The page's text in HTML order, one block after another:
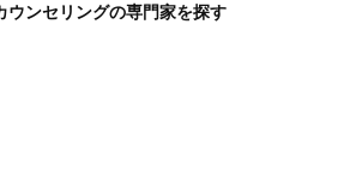
ウンセリングの専門家を探す